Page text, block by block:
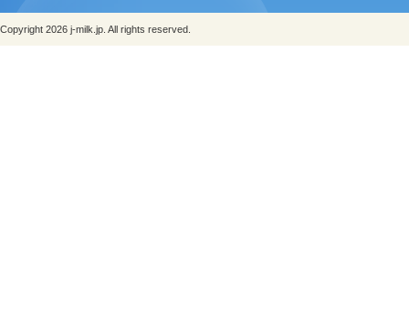
Copyright 2026 j-milk.jp. All rights reserved.